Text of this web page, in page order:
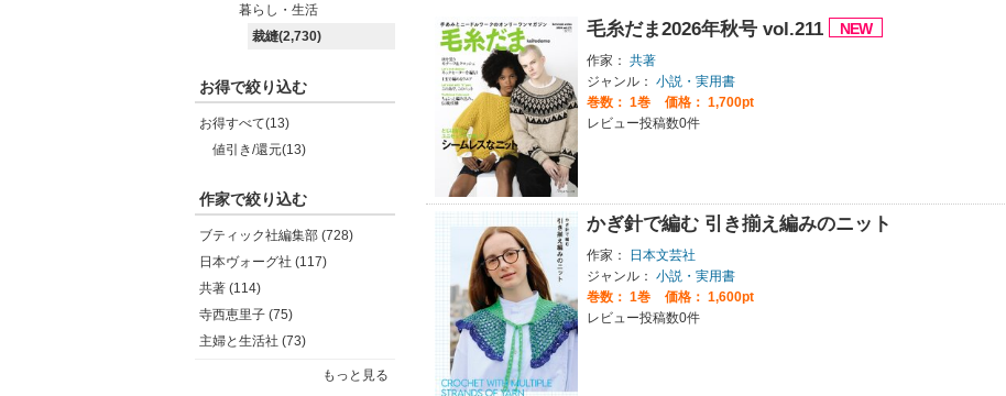
暮らし・生活
裁縫(2,730)
お得で絞り込む
お得すべて(13)
値引き/還元(13)
作家で絞り込む
ブティック社編集部 (728)
日本ヴォーグ社 (117)
共著 (114)
寺西恵里子 (75)
主婦と生活社 (73)
もっと見る
毛糸だま2026年秋号 vol.211
作家： 共著
ジャンル： 小説・実用書
巻数： 1巻
価格： 1,700pt
レビュー投稿数0件
かぎ針で編む 引き揃え編みのニット
作家：
日本文芸社
ジャンル： 小説・実用書
巻数： 1巻
価格： 1,600pt
レビュー投稿数0件